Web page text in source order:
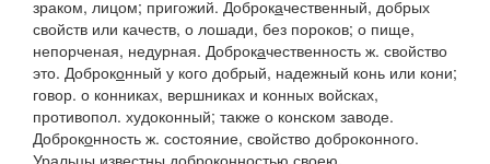
зраком, лицом; пригожий. Доброкачественный, добрых
свойств или качеств, о лошади, без пороков; о пище,
непорченая, недурная. Доброкачественность ж. свойство
это. Доброконный у кого добрый, надежный конь или кони;
говор. о конниках, вершниках и конных войсках,
противопол. худоконный; также о конском заводе.
Доброконность ж. состояние, свойство доброконного.